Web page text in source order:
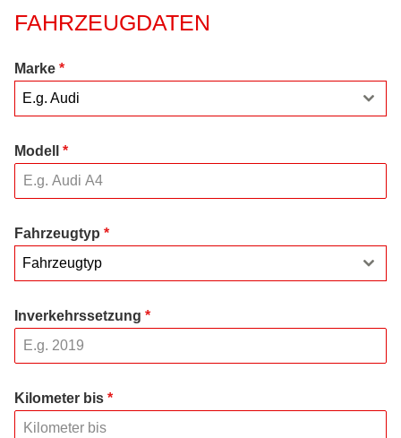
FAHRZEUGDATEN
Marke *
E.g. Audi
Modell *
Fahrzeugtyp *
Fahrzeugtyp
Inverkehrssetzung *
Kilometer bis *